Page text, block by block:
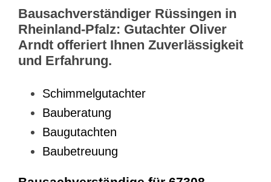
Bausachverständiger Rüssingen in
Rheinland-Pfalz: Gutachter Oliver
Arndt offeriert Ihnen Zuverlässigkeit
und Erfahrung.
Schimmelgutachter
Bauberatung
Baugutachten
Baubetreuung